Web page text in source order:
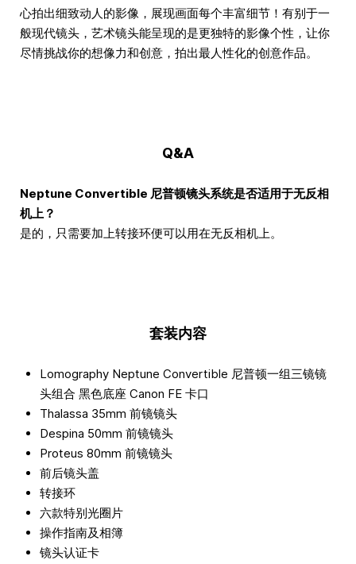
心拍出细致动人的影像，展现画面每个丰富细节！有别于一
般现代镜头，艺术镜头能呈现的是更独特的影像个性，让你
尽情挑战你的想像力和创意，拍出最人性化的创意作品。
Q&A
Neptune Convertible 尼普顿镜头系统是否适用于无反相
机上？
是的，只需要加上转接环便可以用在无反相机上。
套装内容
Lomography Neptune Convertible 尼普顿一组三镜镜
头组合 黑色底座 Canon FE 卡口
Thalassa 35mm 前镜镜头
Despina 50mm 前镜镜头
Proteus 80mm 前镜镜头
前后镜头盖
转接环
六款特别光圈片
操作指南及相簿
镜头认证卡